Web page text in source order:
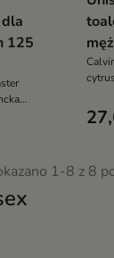
125
i
dzień
1-8 z 8